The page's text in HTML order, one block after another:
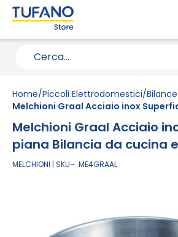
Home Piccoli Elettrodomestici
Melchioni Graal Acciaio
piana Bilancia da cucina
MELCHIONI SKU ME4GRAAL